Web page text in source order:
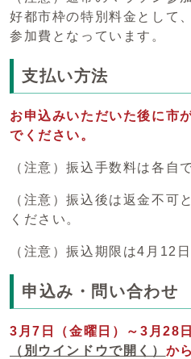
好都市枠の特別料金として
参加費となっています。
支払い方法
お申込みいただいた後に市
でください。
（注意）振込手数料は各自
（注意）振込後は返金不可
ください。
（注意）振込期限は4月12
申込み・問い合わせ
3月7日（金曜日）～3月28
（別ウインドウで開く） か